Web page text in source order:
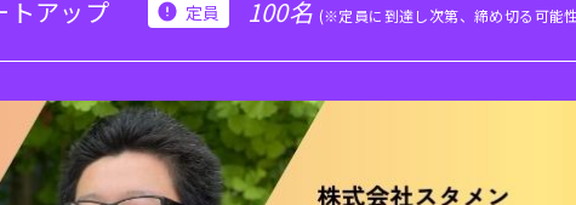
トアップ 定員 100名 (※定員に到達し次第、締め切る可能